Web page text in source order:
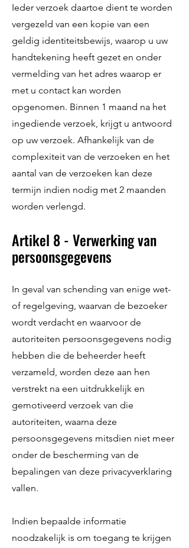
Ieder verzoek daartoe dient te worden
vergezeld van een kopie van een
geldig identiteitsbewijs, waarop u uw
handtekening heeft gezet en onder
vermelding van het adres waarop er
met u contact kan worden
opgenomen. Binnen 1 maand na het
ingediende verzoek, krijgt u antwoord
op uw verzoek. Afhankelijk van de
complexiteit van de verzoeken en het
aantal van de verzoeken kan deze
termijn indien nodig met 2 maanden
worden verlengd.
Artikel 8 - Verwerking van
persoonsgegevens
In geval van schending van enige wet-
of regelgeving, waarvan de bezoeker
wordt verdacht en waarvoor de
autoriteiten persoonsgegevens nodig
hebben die de beheerder heeft
verzameld, worden deze aan hen
verstrekt na een uitdrukkelijk en
gemotiveerd verzoek van die
autoriteiten, waarna deze
persoonsgegevens mitsdien niet meer
onder de bescherming van de
bepalingen van deze privacyverklaring
vallen.
Indien bepaalde informatie
noodzakelijk is om toegang te krijgen